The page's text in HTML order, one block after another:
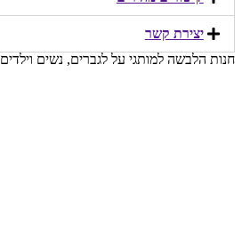
יצירת קשר​
חנות הלבשה למותגי על לגברים, נשים וילדים